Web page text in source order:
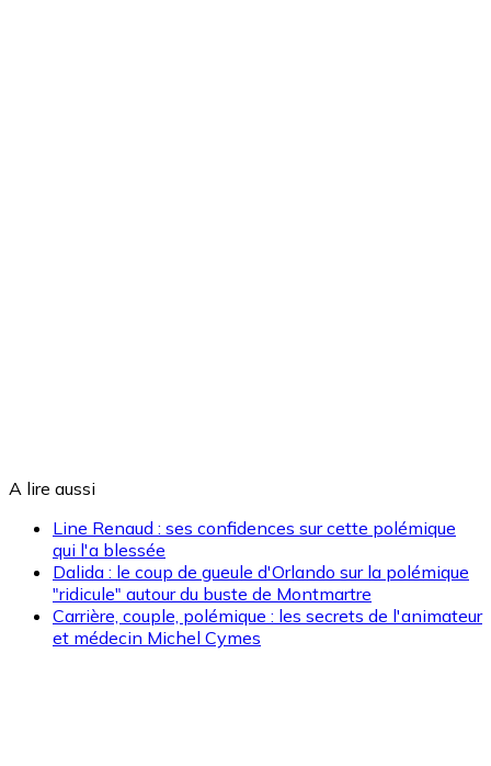
A lire aussi
Line Renaud : ses confidences sur cette polémique
qui l'a blessée
Dalida : le coup de gueule d'Orlando sur la polémique
"ridicule" autour du buste de Montmartre
Carrière, couple, polémique : les secrets de l'animateur
et médecin Michel Cymes